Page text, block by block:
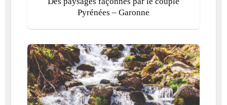
Pyrénées – Garonne